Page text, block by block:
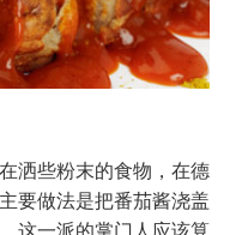
洒些粉末的食物，在德
要做法是把番茄酱浇盖
这一派的掌门人应该算